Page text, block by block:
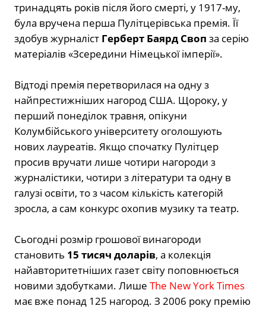
тринадцять років після його смерті, у 1917-му,
була вручена перша Пулітцерівська премія. Її
здобув журналіст Герберт Баярд Своп за серію
матеріалів «Зсередини Німецької імперії».
Відтоді премія перетворилася на одну з
найпрестижніших нагород США. Щороку, у
перший понеділок травня, опікуни
Колумбійського університету оголошують
нових лауреатів. Якщо спочатку Пулітцер
просив вручати лише чотири нагороди з
журналістики, чотири з літератури та одну в
галузі освіти, то з часом кількість категорій
зросла, а сам конкурс охопив музику та театр.
Сьогодні розмір грошової винагороди
становить 15 тисяч доларів, а колекція
найавторитетніших газет світу поповнюється
новими здобутками. Лише The New York Times
має вже понад 125 нагород. З 2006 року премію